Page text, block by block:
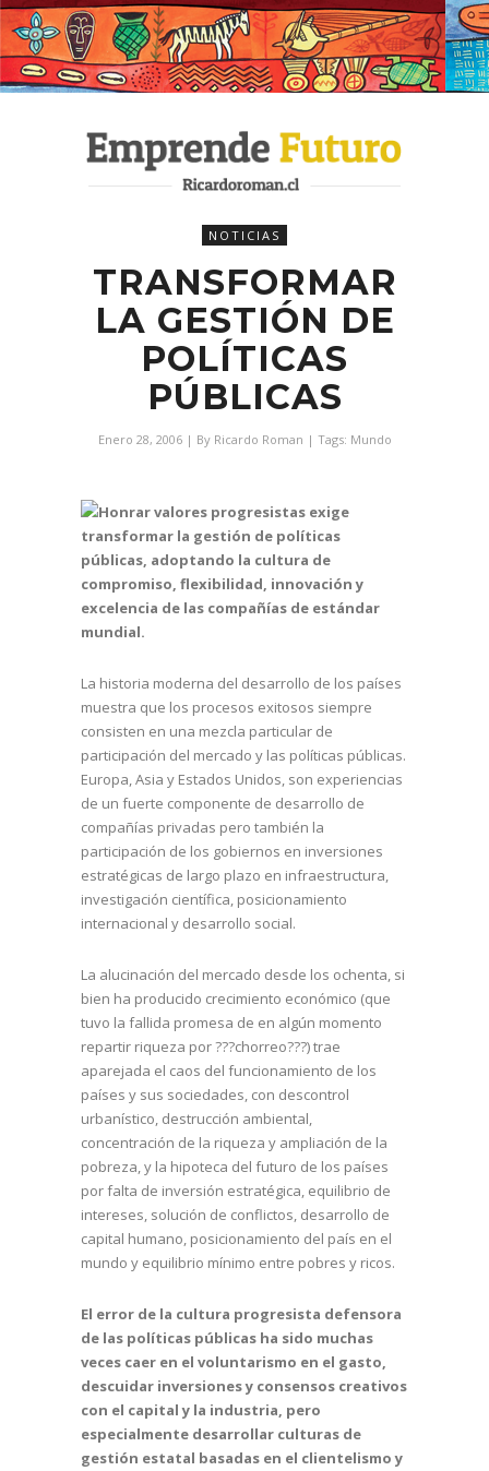
NOTICIAS
TRANSFORMAR
LA GESTIÓN DE
POLÍTICAS
PÚBLICAS
Enero 28, 2006 | By Ricardo Roman | Tags: Mundo
Honrar valores progresistas exige
transformar la gestión de políticas
públicas, adoptando la cultura de
compromiso, flexibilidad, innovación y
excelencia de las compañías de estándar
mundial.
La historia moderna del desarrollo de los países
muestra que los procesos exitosos siempre
consisten en una mezcla particular de
participación del mercado y las políticas públicas.
Europa, Asia y Estados Unidos, son experiencias
de un fuerte componente de desarrollo de
compañías privadas pero también la
participación de los gobiernos en inversiones
estratégicas de largo plazo en infraestructura,
investigación científica, posicionamiento
internacional y desarrollo social.
La alucinación del mercado desde los ochenta, si
bien ha producido crecimiento económico (que
tuvo la fallida promesa de en algún momento
repartir riqueza por ???chorreo???) trae
aparejada el caos del funcionamiento de los
países y sus sociedades, con descontrol
urbanístico, destrucción ambiental,
concentración de la riqueza y ampliación de la
pobreza, y la hipoteca del futuro de los países
por falta de inversión estratégica, equilibrio de
intereses, solución de conflictos, desarrollo de
capital humano, posicionamiento del país en el
mundo y equilibrio mínimo entre pobres y ricos.
El error de la cultura progresista defensora
de las políticas públicas ha sido muchas
veces caer en el voluntarismo en el gasto,
descuidar inversiones y consensos creativos
con el capital y la industria, pero
especialmente desarrollar culturas de
gestión estatal basadas en el clientelismo y